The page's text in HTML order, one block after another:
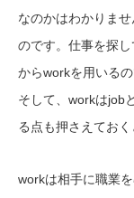
なのかはわかりま
のです。仕事を探
からworkを用いる
そして、workはjob
る点も押さえておく
workは相手に職業